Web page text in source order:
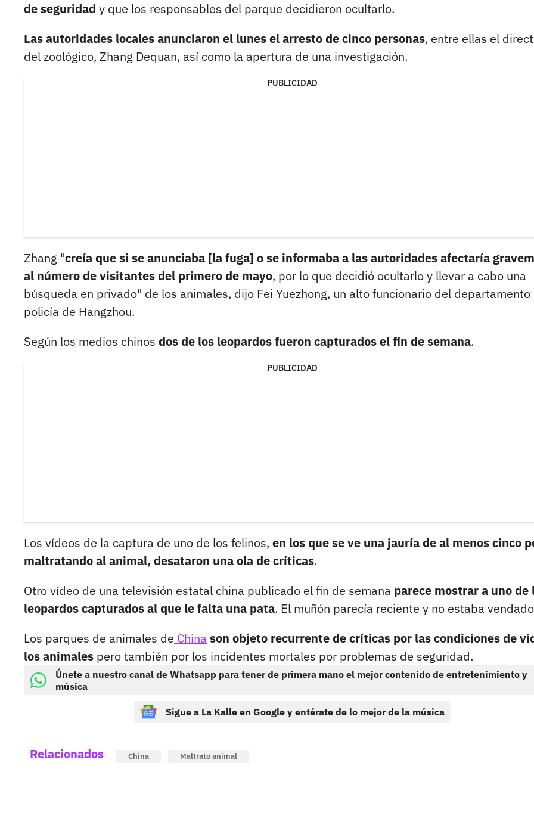
de seguridad y que los responsables del parque decidieron ocultarlo.
Las autoridades locales anunciaron el lunes el arresto de cinco personas, entre ellas el
del zoológico, Zhang Dequan, así como la apertura de una investigación.
PUBLICIDAD
Zhang "creía que si se anunciaba [la fuga] o se informaba a las autoridades afectaría
al número de visitantes del primero de mayo, por lo que decidió ocultarlo y llevar a cabo una
búsqueda en privado" de los animales, dijo Fei Yuezhong, un alto funcionario del departamento
policía de Hangzhou.
Según los medios chinos dos de los leopardos fueron capturados el fin de semana.
PUBLICIDAD
Los vídeos de la captura de uno de los felinos, en los que se ve una jauría de al menos cinco
maltratando al animal, desataron una ola de críticas.
Otro vídeo de una televisión estatal china publicado el fin de semana parece mostrar a uno de
leopardos capturados al que le falta una pata. El muñón parecía reciente y no estaba
Los parques de animales de China son objeto recurrente de críticas por las condiciones de
los animales pero también por los incidentes mortales por problemas de seguridad.
Únete a nuestro canal de Whatsapp para tener de primera mano el mejor contenido de entretenimiento y
música
Sigue a La Kalle en Google y entérate de lo mejor de la música
Relacionados China Maltrato animal